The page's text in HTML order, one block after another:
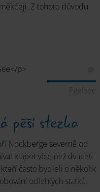
Z tohoto důvodu
Egelsee
pěší stezka
Nockberge severně od
klapot více než dvaceti
často bydleli o několik
odlehlých statků.